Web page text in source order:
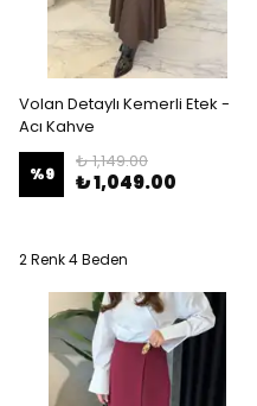
Volan Detaylı Kemerli Etek -
Acı Kahve
%9
₺ 1,149.00
₺ 1,049.00
2 Renk 4 Beden